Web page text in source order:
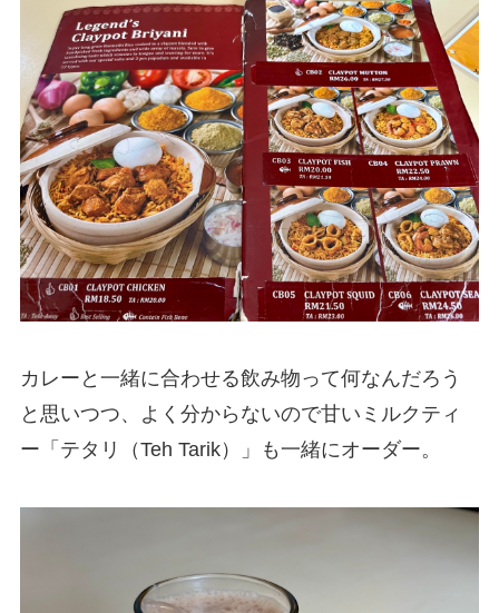
カレーと一緒に合わせる飲み物って何なんだろう
と思いつつ、よく分からないので甘いミルクティ
ー「テタリ（Teh Tarik）」も一緒にオーダー。